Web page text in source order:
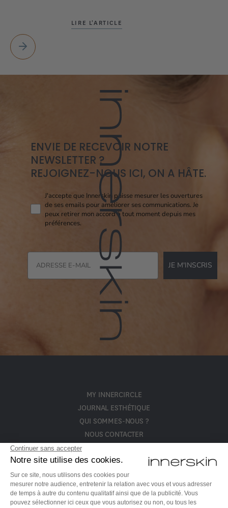
LIRE L'ARTICLE
ENVIE DE RECEVOIR NOTRE
NEWSLETTER ?
REJOIGNEZ-NOUS ICI, ON A HÂTE.
Consent pixel openi
J'accepte que Innerskin puisse mesurer les ouvertures
de ses emails pour améliorer ses communications. Je
peux retirer mon accord à tout moment depuis mes
préférences.
JE M'INSCRIS
MY INNERCIRCLE
JOURNAL ESTHÉTIQUE
QUI SOMMES-NOUS ?
NOUS CONTACTER
POLITIQUE DE CONFIDENTIALITÉ ET CGV